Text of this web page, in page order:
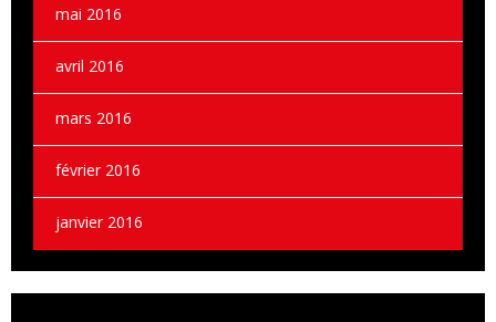
mai 2016
avril 2016
mars 2016
février 2016
janvier 2016